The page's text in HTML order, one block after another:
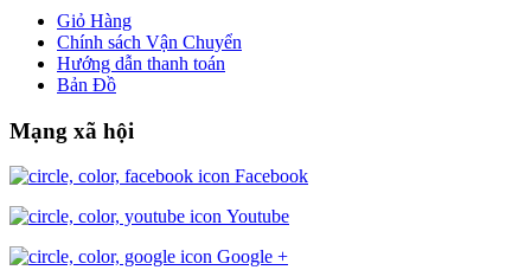
Giỏ Hàng
Chính sách Vận Chuyển
Hướng dẫn thanh toán
Bản Đồ
Mạng xã hội
Facebook
Youtube
Google +